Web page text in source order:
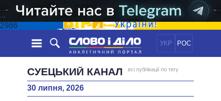
2986
УКР РОС
НОВИНИ
СТРІЧКА
СУЕЦЬКИЙ КАНАЛ всі публікації по тегу
30 липня, 2026